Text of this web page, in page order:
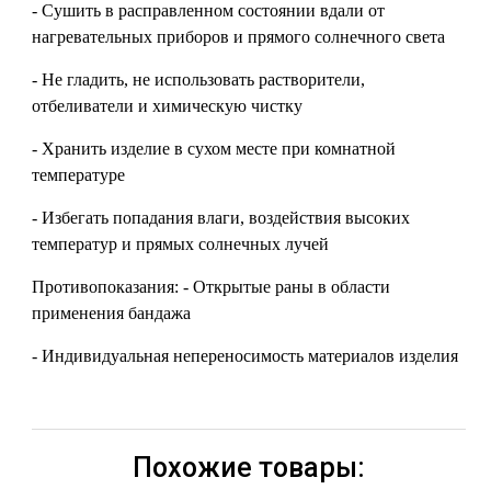
- Сушить в расправленном состоянии вдали от
нагревательных приборов и прямого солнечного света
- Не гладить, не использовать растворители,
отбеливатели и химическую чистку
- Хранить изделие в сухом месте при комнатной
температуре
- Избегать попадания влаги, воздействия высоких
температур и прямых солнечных лучей
Противопоказания: - Открытые раны в области
применения бандажа
- Индивидуальная непереносимость материалов изделия
Похожие товары: